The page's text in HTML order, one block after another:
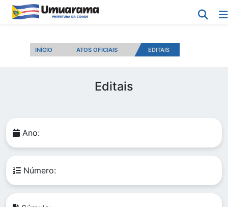
INÍCIO ATOS OFICIAIS EDITAIS
Editais
Ano:
Número: